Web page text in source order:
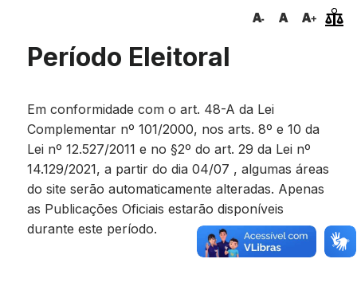
Período Eleitoral
Em conformidade com o art. 48-A da Lei
Complementar nº 101/2000, nos arts. 8º e 10 da
Lei nº 12.527/2011 e no §2º do art. 29 da Lei nº
14.129/2021, a partir do dia 04/07 , algumas áreas
do site serão automaticamente alteradas. Apenas
as Publicações Oficiais estarão disponíveis
durante este período.